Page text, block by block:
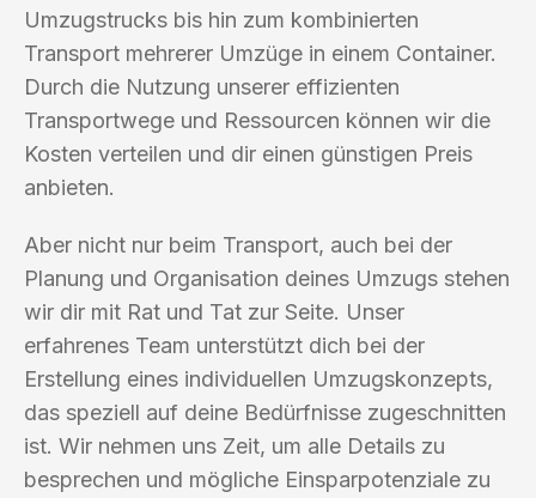
Umzugstrucks bis hin zum kombinierten
Transport mehrerer Umzüge in einem Container.
Durch die Nutzung unserer effizienten
Transportwege und Ressourcen können wir die
Kosten verteilen und dir einen günstigen Preis
anbieten.
Aber nicht nur beim Transport, auch bei der
Planung und Organisation deines Umzugs stehen
wir dir mit Rat und Tat zur Seite. Unser
erfahrenes Team unterstützt dich bei der
Erstellung eines individuellen Umzugskonzepts,
das speziell auf deine Bedürfnisse zugeschnitten
ist. Wir nehmen uns Zeit, um alle Details zu
besprechen und mögliche Einsparpotenziale zu